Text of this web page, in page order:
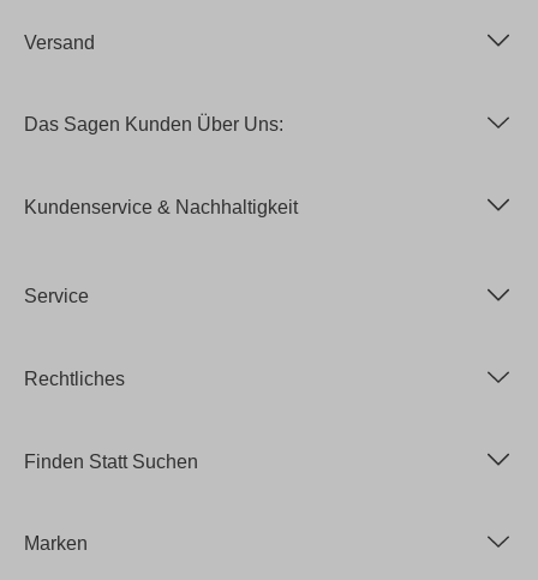
Versand
Das Sagen Kunden Über Uns:
Kundenservice & Nachhaltigkeit
Service
Rechtliches
Finden Statt Suchen
Marken